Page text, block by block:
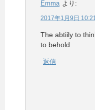
Emma より:
2017年1月9日
The abtiily to
to behold
返信